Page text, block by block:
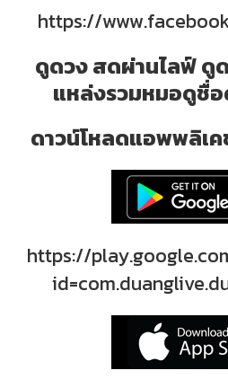
https://
ดูดวง สดผ่านไลฟ์ ดู
แหล่งรวมหมอดูชื่
ดาวน์โหลดแอพพลิเ
https://